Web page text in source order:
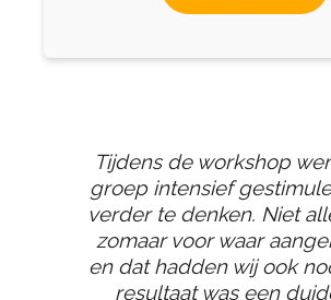
Tijdens de workshop
groep intensief
verder te denken. Niet
zomaar voor waar
en dat hadden wij ook
resultaat was een